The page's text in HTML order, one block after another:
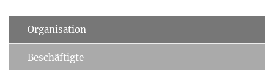
Organisation
Beschäftigte